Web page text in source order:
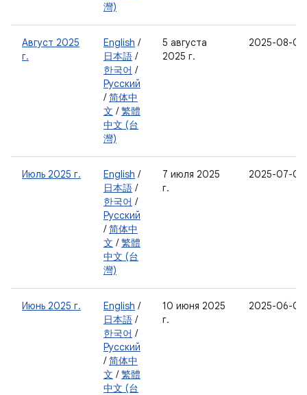
灣)
Август 2025
г.
English /
日本語 /
한국어 /
Русский
/简体中
文 /繁體
中文 (台
灣)
5 августа
2025 г.
2025-08-05
Июль 2025 г. English /
日本語 /
한국어 /
Русский
/简体中
文 /繁體
中文 (台
灣)
7 июля 2025
г.
2025-07-05
Июнь 2025 г. English /
日本語 /
한국어 /
Русский
/简体中
文 /繁體
中文 (台
10 июня 2025
г.
2025-06-05